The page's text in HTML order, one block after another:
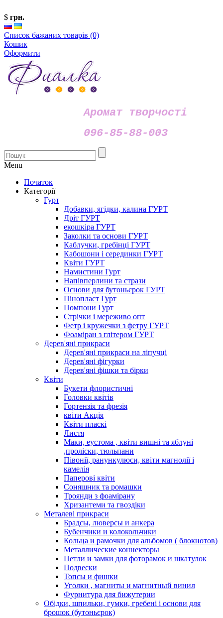
$ грн.
Список бажаних товарів (0)
Кошик
Оформити
Аромат творчості
096-85-88-003
Menu
Початок
Категорії
Гурт
Добавки, ягідки, калина ГУРТ
Дріт ГУРТ
екошкіра ГУРТ
Заколки та основи ГУРТ
Каблучки, гребінці ГУРТ
Кабошони і серединки ГУРТ
Квіти ГУРТ
Намистини Гурт
Напівперлини та стрази
Основи для бутоньєрок ГУРТ
Пінопласт Гурт
Помпони Гурт
Стрічки і мереживо опт
Фетр і кружечки з фетру ГУРТ
Фоаміран з глітером ГУРТ
Дерев'яні прикраси
Дерев'яні прикраси на ліпучці
Дерев'яні фігурки
Дерев'яні фішки та бірки
Квіти
Букети флористичні
Головки квітів
Гортензія та фрезія
квіти Акція
Квіти пласкі
Листя
Маки, еустома , квіти вишні та яблуні
,проліски, тюльпани
Півонії, ранункулюси, квіти магнолії і
камелія
Паперові квіти
Соняшник та ромашки
Троянди з фоамірану
Хризантеми та гвоздіки
Металеві прикраси
Брадсы, люверсы и анкера
Бубенчики и колокольчики
Кольца и рамочки для альбомов ( блокнотов)
Металлические коннекторы
Петли и замки для фоторамок и шкатулок
Подвески
Топсы и фишки
Уголки , магниты и магнитный винил
Фурнитура для бижутерии
Обідки, шпильки, гумки, гребені і основи для
брошок (бутоньєрок)